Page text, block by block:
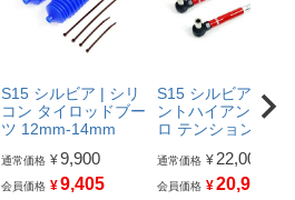
S15 シルビア | シリ
コン タイロッドブー
ツ 12mm-14mm
通常価格 ¥9,900
会員価格 ¥9,405
S15 シルビア | フロ
ントハイアングル
ロ テンションロッ
通常価格 ¥ 22,000
会員価格 ¥20,900